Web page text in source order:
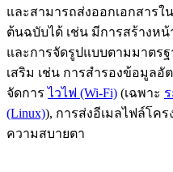
และสามารถส่งออกเอกสาร
ต้นฉบับได้ เช่น มีการสร้างห
และการจัดรูปแบบตามมาตร
เสริม เช่น การสำรองข้อมูล
จัดการไวไฟ (Wi-Fi) (เฉพาะ
(Linux)), การส่งอีเมลไฟล์โค
ความสบายตา